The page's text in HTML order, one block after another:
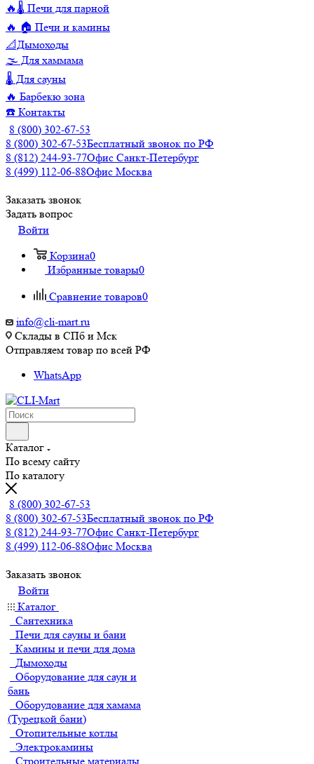
🔥🌡️ Печи для парной
🔥 🏠 Печи и камины
📐Дымоходы
🌫️ Для хаммама
🌡️ Для сауны
🔥 Барбекю зона
☎️ Контакты
8 (800) 302-67-53
8 (800) 302-67-53Бесплатный звонок по РФ
8 (812) 244-93-77Офис Санкт-Петербург
8 (499) 112-06-88Офис Москва
Заказать звонок
Задать вопрос
Войти
Корзина0
Избранные товары0
Сравнение товаров0
info@cli-mart.ru
Склады в СПб и Мск
Отправляем товар по всей РФ
WhatsApp
Каталог
По всему сайту
По каталогу
8 (800) 302-67-53
8 (800) 302-67-53Бесплатный звонок по РФ
8 (812) 244-93-77Офис Санкт-Петербург
8 (499) 112-06-88Офис Москва
Заказать звонок
Войти
Каталог
Сантехника
Печи для сауны и бани
Камины и печи для дома
Дымоходы
Оборудование для саун и
бань
Оборудование для хамама
(Турецкой бани)
Отопительные котлы
Электрокамины
Строительные материалы